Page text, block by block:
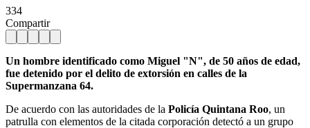
334
Compartir
Un hombre identificado como Miguel "N", de 50 años de edad,
fue detenido por el delito de extorsión en calles de la
Supermanzana 64.
De acuerdo con las autoridades de la Policía Quintana Roo, un
patrulla con elementos de la citada corporación detectó a un grupo